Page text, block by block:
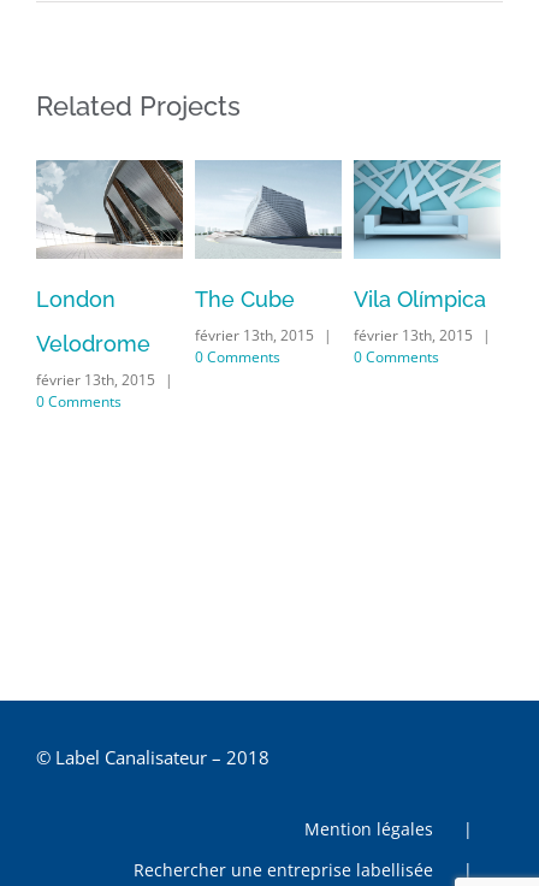
Related Projects
London
Velodrome
février 13th, 2015
|
0 Comments
The Cube
février 13th, 2015
|
0 Comments
Vila Olímpica
février 13th, 2015
|
0 Comments
© Label Canalisateur – 2018
Mention légales
Rechercher une entreprise labellisée